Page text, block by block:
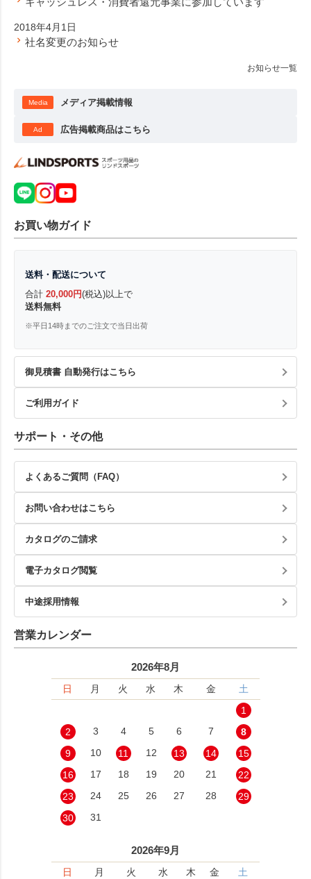
2018年4月1日
社名変更のお知らせ
お知らせ一覧
Media メディア掲載情報
Ad 広告掲載商品はこちら
お買い物ガイド
送料・配送について
合計 20,000円(税込)以上で
送料無料
※平日14時までのご注文で当日出荷
御見積書 自動発行はこちら
ご利用ガイド
サポート・その他
よくあるご質問（FAQ）
お問い合わせはこちら
カタログのご請求
電子カタログ閲覧
中途採用情報
営業カレンダー
2026年8月
日 月 火 水 木 金
土
1
2
3 4 5 6 7
8
9
10 11 12 13 14
15
16
17 18 19 20 21
22
23
24 25 26 27 28
29
30
31
2026年9月
日 月 火 水 木 金 土